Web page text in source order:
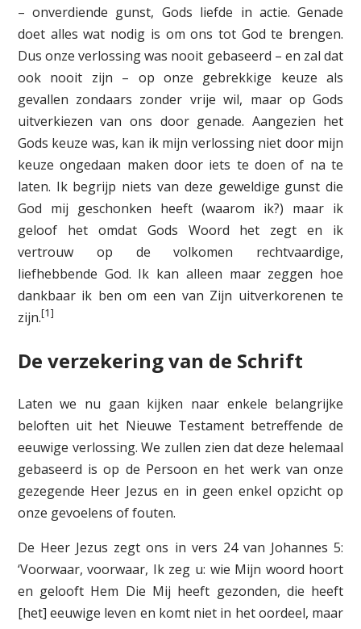
– onverdiende gunst, Gods liefde in actie. Genade
doet alles wat nodig is om ons tot God te brengen.
Dus onze verlossing was nooit gebaseerd – en zal dat
ook nooit zijn – op onze gebrekkige keuze als
gevallen zondaars zonder vrije wil, maar op Gods
uitverkiezen van ons door genade. Aangezien het
Gods keuze was, kan ik mijn verlossing niet door mijn
keuze ongedaan maken door iets te doen of na te
laten. Ik begrijp niets van deze geweldige gunst die
God mij geschonken heeft (waarom ik?) maar ik
geloof het omdat Gods Woord het zegt en ik
vertrouw op de volkomen rechtvaardige,
liefhebbende God. Ik kan alleen maar zeggen hoe
dankbaar ik ben om een van Zijn uitverkorenen te
zijn.[1]
De verzekering van de Schrift
Laten we nu gaan kijken naar enkele belangrijke
beloften uit het Nieuwe Testament betreffende de
eeuwige verlossing. We zullen zien dat deze helemaal
gebaseerd is op de Persoon en het werk van onze
gezegende Heer Jezus en in geen enkel opzicht op
onze gevoelens of fouten.
De Heer Jezus zegt ons in vers 24 van Johannes 5:
‘Voorwaar, voor­waar, Ik zeg u: wie Mijn woord hoort
en gelooft Hem Die Mij heeft gezonden, die heeft
[het] eeuwige leven en komt niet in het oordeel, maar